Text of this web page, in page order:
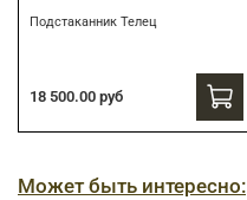
Подстаканник Телец
18 500.00 руб
Может быть интересно: